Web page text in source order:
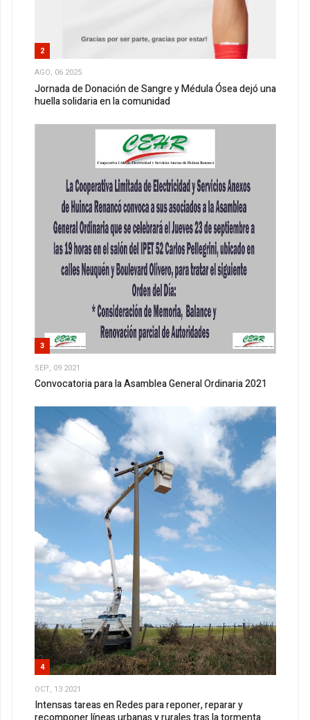
2
AGO, 06 2025
Jornada de Donación de Sangre y Médula Ósea dejó una
huella solidaria en la comunidad
3
SEP, 09 2021
Convocatoria para la Asamblea General Ordinaria 2021
4
OCT, 13 2021
Intensas tareas en Redes para reponer, reparar y